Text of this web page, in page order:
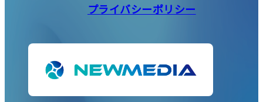
プライバシーポリシー